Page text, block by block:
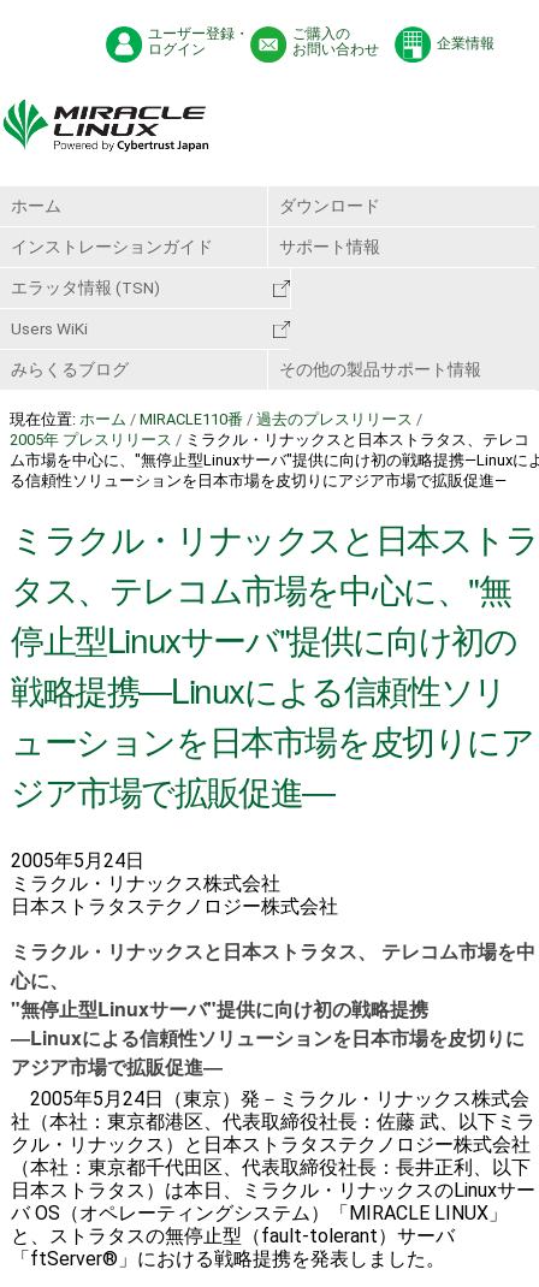
ユーザー登録・
ログイン
ご購入の
お問い合わせ
企業情報
ホーム ダウンロード
インストレーションガイド サポート情報
エラッタ情報 (TSN)
Users WiKi
みらくるブログ その他の製品サポート情報
現在位置: ホーム / MIRACLE110番 / 過去のプレスリリース /
2005年 プレスリリース / ミラクル・リナックスと日本ストラタス、テレコ
ム市場を中心に、"無停止型Linuxサーバ"提供に向け初の戦略提携―Linuxに
る信頼性ソリューションを日本市場を皮切りにアジア市場で拡販促進―
ミラクル・リナックスと日本ストラ
タス、テレコム市場を中心に、"無
停止型Linuxサーバ"提供に向け初の
戦略提携―Linuxによる信頼性ソリ
ューションを日本市場を皮切りにア
ジア市場で拡販促進―
2005年5月24日
ミラクル・リナックス株式会社
日本ストラタステクノロジー株式会社
ミラクル・リナックスと日本ストラタス、 テレコム市場を中
心に、
"無停止型Linuxサーバ"提供に向け初の戦略提携
―Linuxによる信頼性ソリューションを日本市場を皮切りに
アジア市場で拡販促進―
2005年5月24日（東京）発－ミラクル・リナックス株式会
社（本社：東京都港区、代表取締役社長：佐藤 武、以下ミラ
クル・リナックス）と日本ストラタステクノロジー株式会社
（本社：東京都千代田区、代表取締役社長：長井正利、以下
日本ストラタス）は本日、ミラクル・リナックスのLinuxサー
バ OS（オペレーティングシステム）「MIRACLE LINUX」
と、ストラタスの無停止型（fault-tolerant）サーバ
「ftServer®」における戦略提携を発表しました。